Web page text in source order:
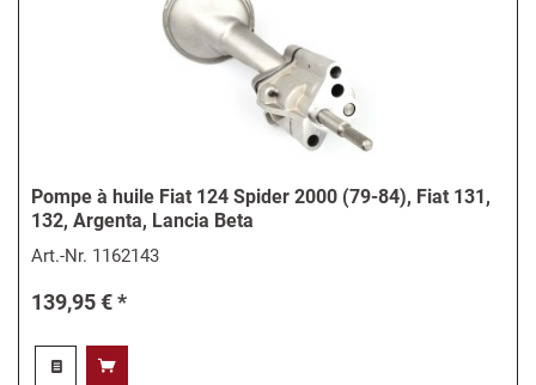
Pompe à huile Fiat 124 Spider 2000 (79-84), Fiat 131,
132, Argenta, Lancia Beta
Art.-Nr. 1162143
139,95 € *